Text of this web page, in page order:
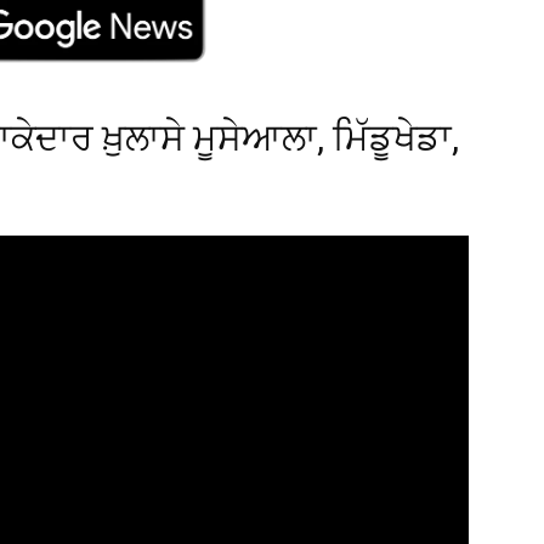
ਖ਼ੁਲਾਸੇ ਮੂਸੇਆਲਾ, ਮਿੱਡੂਖੇਡਾ,